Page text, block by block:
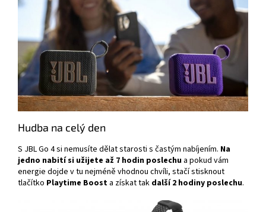
Hudba na celý den
S JBL Go 4 si nemusíte dělat starosti s častým nabíjením. Na
jedno nabití si užijete až 7 hodin poslechu a pokud vám
energie dojde v tu nejméně vhodnou chvíli, stačí stisknout
tlačítko Playtime Boost a získat tak další 2 hodiny poslechu.